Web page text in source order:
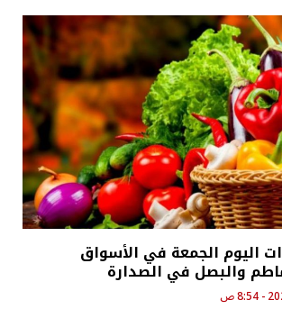
اليوم الجمعة في الأسواق
والبصل في الصدارة